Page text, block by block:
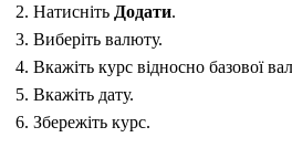
Натисніть Додати.
Виберіть валюту.
Вкажіть курс відносно базової
Вкажіть дату.
Збережіть курс.